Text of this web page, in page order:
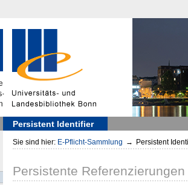
Persistent Identifier
Sie sind hier: E-Pflicht-Sammlung → Persistent
Persistente Referenzierungen